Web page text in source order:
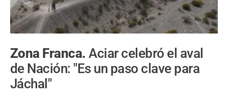
Zona Franca.Aciar celebró el aval
de Nación: "Es un paso clave para
Jáchal"